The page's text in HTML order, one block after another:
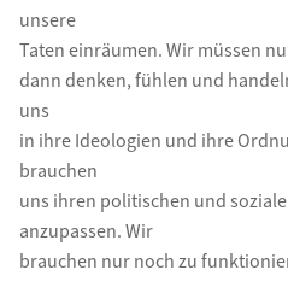
unsere
Taten einräumen. Wir müssen
dann denken, fühlen und
uns
in ihre Ideologien und ihre
brauchen
uns ihren politischen und
anzupassen. Wir
brauchen nur noch zu